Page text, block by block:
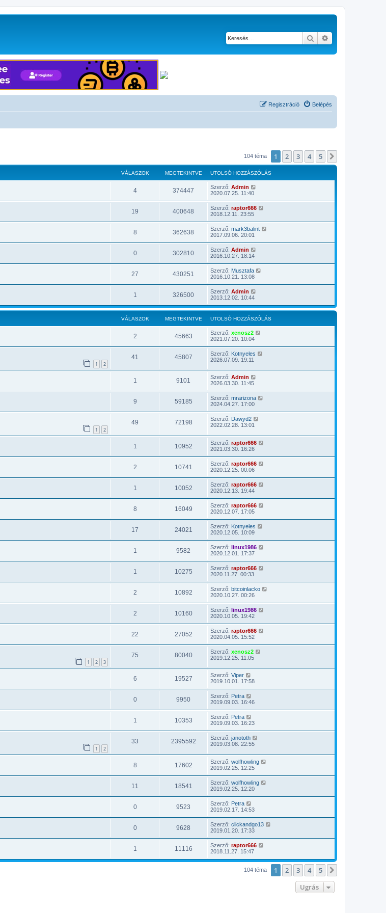
Keresés
Belépés
Regisztráció
104 téma 1 2 3 4 5
VÁLASZOK MEGTEKINTVE UTOLSÓ HOZZÁSZÓLÁS
4 374447 Szerző: Admin
2020.07.25. 11:40
19 400648 Szerző: raptor666
2018.12.11. 23:55
8 362638 Szerző: mark3balint
2017.09.06. 20:01
0 302810 Szerző: Admin
2016.10.27. 18:14
27 430251 Szerző: Musztafa
2016.10.21. 13:08
1 326500 Szerző: Admin
2013.12.02. 10:44
VÁLASZOK MEGTEKINTVE UTOLSÓ HOZZÁSZÓLÁS
2 45663 Szerző: xenosz2
2021.07.20. 10:04
1 2
41 45807 Szerző: Kotnyeles
2026.07.09. 19:11
1 9101 Szerző: Admin
2026.03.30. 11:45
9 59185 Szerző: mrarizona
2024.04.27. 17:00
1 2
49 72198 Szerző: Dawyd2
2022.02.28. 13:01
1 10952 Szerző: raptor666
2021.03.30. 16:26
2 10741 Szerző: raptor666
2020.12.25. 00:06
1 10052 Szerző: raptor666
2020.12.13. 19:44
8 16049 Szerző: raptor666
2020.12.07. 17:05
17 24021 Szerző: Kotnyeles
2020.12.05. 10:09
1 9582 Szerző: linux1986
2020.12.01. 17:37
1 10275 Szerző: raptor666
2020.11.27. 00:33
2 10892 Szerző: bitcoinlacko
2020.10.27. 00:26
2 10160 Szerző: linux1986
2020.10.05. 19:42
22 27052 Szerző: raptor666
2020.04.05. 15:52
1 2 3
75 80040 Szerző: xenosz2
2019.12.25. 11:05
6 19527 Szerző: Viper
2019.10.01. 17:58
0 9950 Szerző: Petra
2019.09.03. 16:46
1 10353 Szerző: Petra
2019.09.03. 16:23
1 2
33 2395592 Szerző: janototh
2019.03.08. 22:55
8 17602 Szerző: wolfhowling
2019.02.25. 12:25
11 18541 Szerző: wolfhowling
2019.02.25. 12:20
0 9523 Szerző: Petra
2019.02.17. 14:53
0 9628 Szerző: clickandgo13
2019.01.20. 17:33
1 11116 Szerző: raptor666
2018.11.27. 15:47
104 téma 1 2 3 4 5
Ugrás